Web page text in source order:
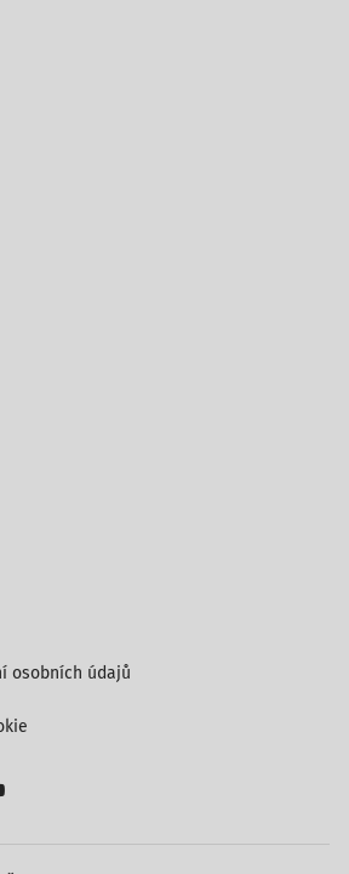
osobních údajů